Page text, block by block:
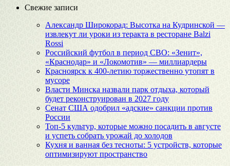
Свежие записи
Александр Широкорад: Высотка на Кудринской —
извлекут ли уроки из теракта в ресторане Balzi
Rossi
Российский футбол в период СВО: «Зенит»,
«Краснодар» и «Локомотив» — миллиардеры
Красноярск к 400-летию торжественно утопят в
мусоре
Власти Минска назвали парк отдыха, который
будет реконструирован в 2027 году
Сенат США одобрил «адские» санкции против
России
Топ-5 культур, которые можно посадить в августе
и успеть собрать урожай до холодов
Кухня и ванная без тесноты: 5 устройств, которые
оптимизируют пространство